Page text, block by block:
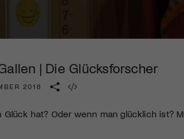
| Die Glücksforscher
2018
Glück hat? Oder wenn man glücklich ist?
werden